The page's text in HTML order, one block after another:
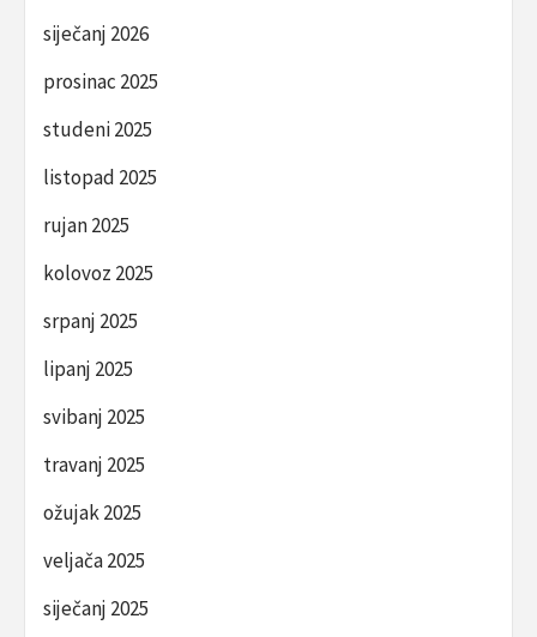
siječanj 2026
prosinac 2025
studeni 2025
listopad 2025
rujan 2025
kolovoz 2025
srpanj 2025
lipanj 2025
svibanj 2025
travanj 2025
ožujak 2025
veljača 2025
siječanj 2025